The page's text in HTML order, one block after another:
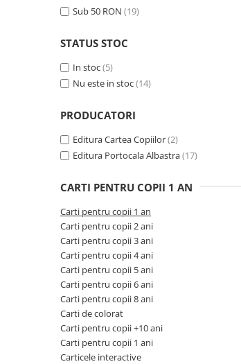
Jucarii Creativitate
Seturi de desen
Seturi de pictura pentru copii
Nisip kinetic
Jucarii interactive
Proiector pentru copii
Caruseluri muzicale
Storytelling
Bucatarii pentru copii
Banc de lucru pentru copii
Papusi de mana
Casa de papusi
Bormasina magica
Costum Halloween Copii
Papusi si Bebelusi Reborn
Sub 50 RON (19)
STATUS STOC
In stoc(5)
Nu este in stoc(14)
PRODUCATORI
Editura Cartea Copiilor(2)
Editura Portocala Albastra(17)
CARTI PENTRU COPII 1 AN
Carti pentru copii 1 an
Carti pentru copii 2 ani
Carti pentru copii 3 ani
Carti pentru copii 4 ani
Carti pentru copii 5 ani
Carti pentru copii 6 ani
Carti pentru copii 8 ani
Carti de colorat
Carti pentru copii +10 ani
Carti pentru copii 1 ani
Carticele interactive